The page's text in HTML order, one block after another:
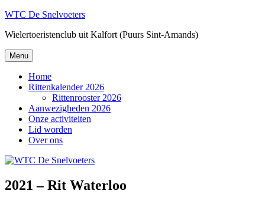
Naar
inhoud
WTC De Snelvoeters
Wielertoeristenclub uit Kalfort (Puurs Sint-Amands)
Menu
Home
Rittenkalender 2026
Rittenrooster 2026
Aanwezigheden 2026
Onze activiteiten
Lid worden
Over ons
2021 – Rit Waterloo